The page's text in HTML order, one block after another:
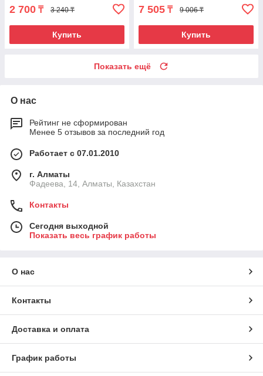
2 700 ₸ 3 240 ₸
Купить
7 505 ₸ 9 006 ₸
Купить
Показать ещё
О нас
Рейтинг не сформирован
Менее 5 отзывов за последний год
Работает с 07.01.2010
г. Алматы
Фадеева, 14, Алматы, Казахстан
Контакты
Сегодня выходной
Показать весь график работы
О нас
Контакты
Доставка и оплата
График работы